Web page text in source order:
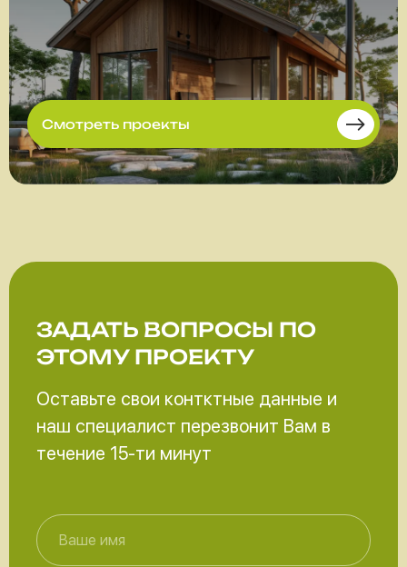
Смотреть проекты
ЗАДАТЬ ВОПРОСЫ ПО
ЭТОМУ ПРОЕКТУ
Оставьте свои контктные данные и
наш специалист перезвонит Вам в
течение 15-ти минут